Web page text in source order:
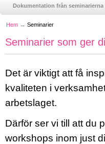
Dokumentation från seminarierna
Hem Seminarier
Seminarier som ger
Det är viktigt att få
kvaliteten i
arbetslaget.
Därför ser vi till att du
workshops inom just